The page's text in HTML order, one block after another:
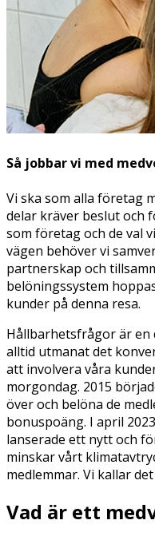
Så jobbar vi med
Vi ska som alla företag
delar kräver beslut och
som företag och de val
vägen behöver vi
partnerskap och
belöningssystem
kunder på denna resa.
Hållbarhetsfrågor är en
alltid utmanat det
att involvera våra
morgondag. 2015
över och belöna de
bonuspoäng. I april
lanserade ett nytt och
minskar vårt
medlemmar. Vi kallar
Vad är ett